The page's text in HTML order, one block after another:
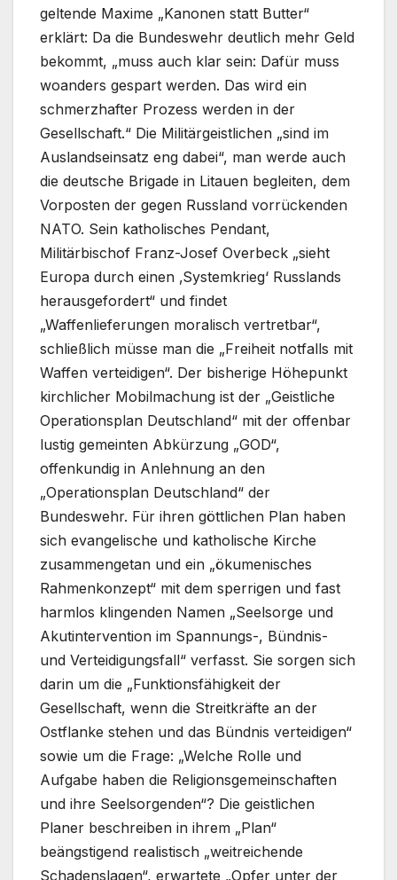
geltende Maxime „Kanonen statt Butter“
erklärt: Da die Bundeswehr deutlich mehr Geld
bekommt, „muss auch klar sein: Dafür muss
woanders gespart werden. Das wird ein
schmerzhafter Prozess werden in der
Gesellschaft.“ Die Militärgeistlichen „sind im
Auslandseinsatz eng dabei“, man werde auch
die deutsche Brigade in Litauen begleiten, dem
Vorposten der gegen Russland vorrückenden
NATO. Sein katholisches Pendant,
Militärbischof Franz-Josef Overbeck „sieht
Europa durch einen ‚Systemkrieg‘ Russlands
herausgefordert“ und findet
„Waffenlieferungen moralisch vertretbar“,
schließlich müsse man die „Freiheit notfalls mit
Waffen verteidigen“. Der bisherige Höhepunkt
kirchlicher Mobilmachung ist der „Geistliche
Operationsplan Deutschland“ mit der offenbar
lustig gemeinten Abkürzung „GOD“,
offenkundig in Anlehnung an den
„Operationsplan Deutschland“ der
Bundeswehr. Für ihren göttlichen Plan haben
sich evangelische und katholische Kirche
zusammengetan und ein „ökumenisches
Rahmenkonzept“ mit dem sperrigen und fast
harmlos klingenden Namen „Seelsorge und
Akutintervention im Spannungs-, Bündnis-
und Verteidigungsfall“ verfasst. Sie sorgen sich
darin um die „Funktionsfähigkeit der
Gesellschaft, wenn die Streitkräfte an der
Ostflanke stehen und das Bündnis verteidigen“
sowie um die Frage: „Welche Rolle und
Aufgabe haben die Religionsgemeinschaften
und ihre Seelsorgenden“? Die geistlichen
Planer beschreiben in ihrem „Plan“
beängstigend realistisch „weitreichende
Schadenslagen“, erwartete „Opfer unter der